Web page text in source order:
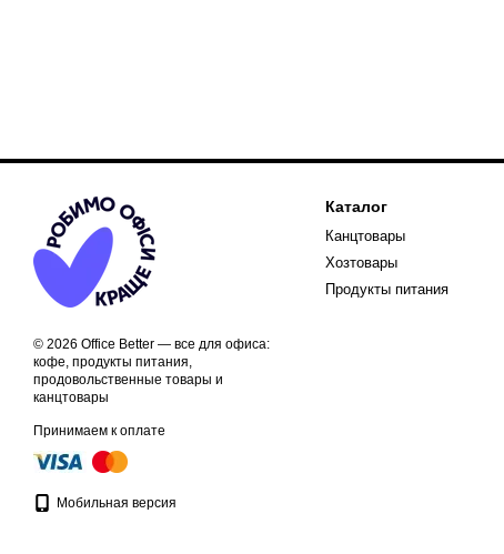
© 2026 Office Better — все для офиса:
кофе, продукты питания,
продовольственные товары и
канцтовары
Принимаем к оплате
Мобильная версия
Каталог
Канцтовары
Хозтовары
Продукты питания